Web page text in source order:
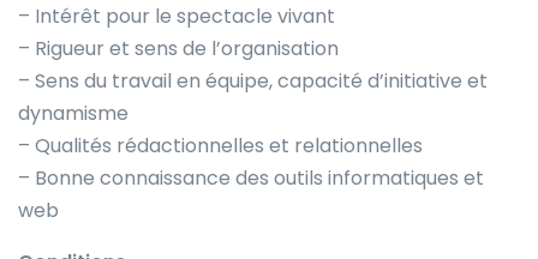
– Intérêt pour le spectacle vivant
– Rigueur et sens de l’organisation
– Sens du travail en équipe, capacité d’initiative et
dynamisme
– Qualités rédactionnelles et relationnelles
– Bonne connaissance des outils informatiques et
web